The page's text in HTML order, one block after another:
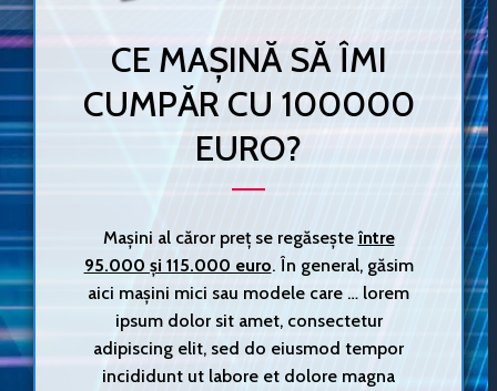
CE MAȘINĂ SĂ ÎMI
CUMPĂR CU 100000
EURO?
Mașini al căror preț se regăsește între
95.000 și 115.000 euro. În general, găsim
aici mașini mici sau modele care … lorem
ipsum dolor sit amet, consectetur
adipiscing elit, sed do eiusmod tempor
incididunt ut labore et dolore magna